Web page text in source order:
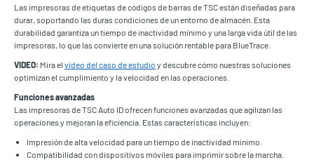
Las impresoras de etiquetas de códigos de barras de TSC están diseñadas para
durar, soportando las duras condiciones de un entorno de almacén. Esta
durabilidad garantiza un tiempo de inactividad mínimo y una larga vida útil de las
impresoras, lo que las convierte en una solución rentable para BlueTrace.
VIDEO: Mira el video del caso de estudio y descubre cómo nuestras soluciones
optimizan el cumplimiento y la velocidad en las operaciones.
Funciones avanzadas
Las impresoras de TSC Auto ID ofrecen funciones avanzadas que agilizan las
operaciones y mejoran la eficiencia. Estas características incluyen:
Impresión de alta velocidad para un tiempo de inactividad mínimo.
Compatibilidad con dispositivos móviles para imprimir sobre la marcha.